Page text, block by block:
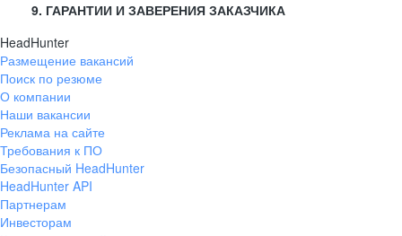
9. ГАРАНТИИ И ЗАВЕРЕНИЯ ЗАКАЗЧИКА
HeadHunter
Размещение вакансий
Поиск по резюме
О компании
Наши вакансии
Реклама на сайте
Требования к ПО
Безопасный HeadHunter
HeadHunter API
Партнерам
Инвесторам